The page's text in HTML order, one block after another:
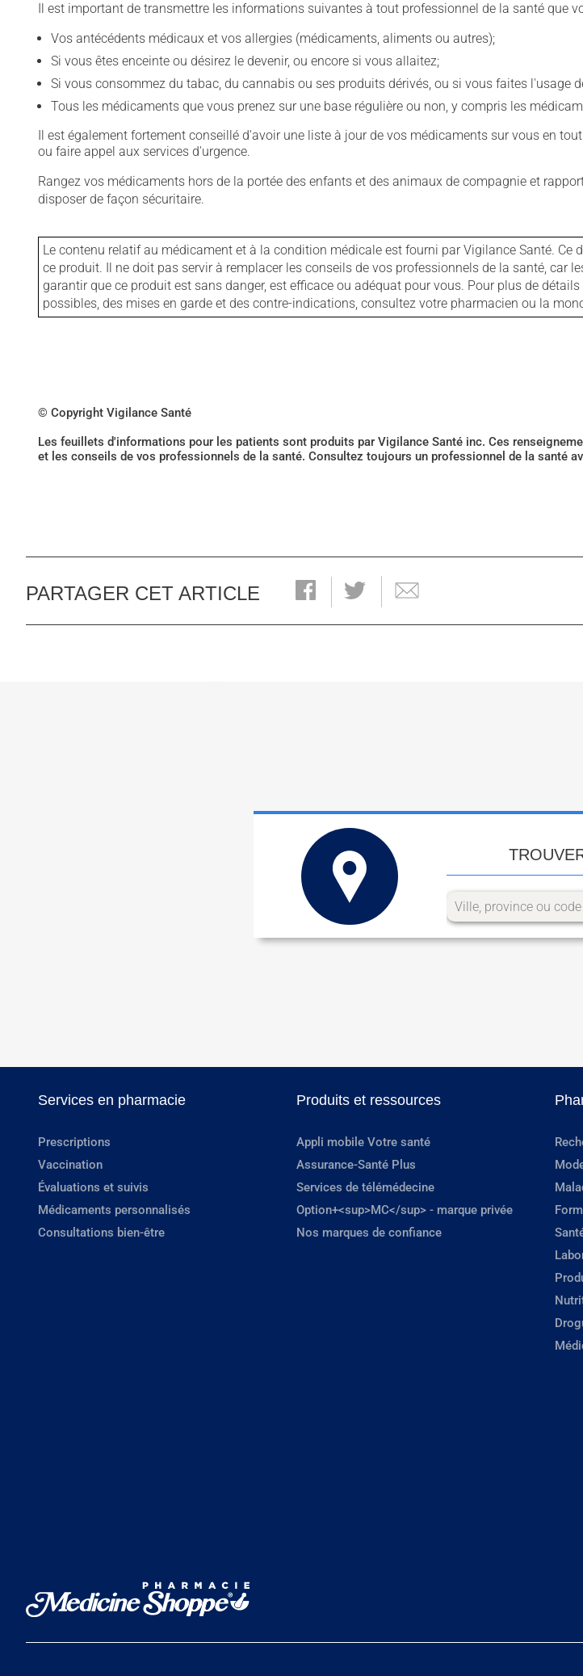
Il est important de transmettre les informations suivantes à tout professionnel de la santé que
Vos antécédents médicaux et vos allergies (médicaments, aliments ou autres);
Si vous êtes enceinte ou désirez le devenir, ou encore si vous allaitez;
Si vous consommez du tabac, du cannabis ou ses produits dérivés, ou si vous faites l'usage
Tous les médicaments que vous prenez sur une base régulière ou non, y compris les
Il est également fortement conseillé d'avoir une liste à jour de vos médicaments sur vous en
ou faire appel aux services d'urgence.
Rangez vos médicaments hors de la portée des enfants et des animaux de compagnie et
disposer de façon sécuritaire.
Le contenu relatif au médicament et à la condition médicale est fourni par Vigilance Santé.
ce produit. Il ne doit pas servir à remplacer les conseils de vos professionnels de la santé, car
garantir que ce produit est sans danger, est efficace ou adéquat pour vous. Pour plus de
possibles, des mises en garde et des contre-indications, consultez votre pharmacien ou la
© Copyright Vigilance Santé
Les feuillets d'informations pour les patients sont produits par Vigilance Santé inc. Ces
et les conseils de vos professionnels de la santé. Consultez toujours un professionnel de la santé
PARTAGER CET ARTICLE
Services en pharmacie
Prescriptions
Vaccination
Évaluations et suivis
Médicaments personnalisés
Consultations bien-être
Produits et ressources
Appli mobile Votre santé
Assurance-Santé Plus
Services de télémédecine
Option+<sup>MC</sup> - marque privée
Nos marques de confiance